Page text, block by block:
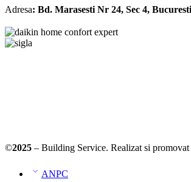
Adresa: Bd. Marasesti Nr 24, Sec 4, Bucuresti
©2025 – Building Service. Realizat si
ANPC